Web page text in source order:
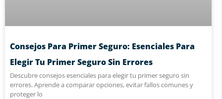
Consejos Para Primer Seguro: Esenciales Para
Elegir Tu Primer Seguro Sin Errores
Descubre consejos esenciales para elegir tu primer seguro sin
errores. Aprende a comparar opciones, evitar fallos comunes y
proteger lo